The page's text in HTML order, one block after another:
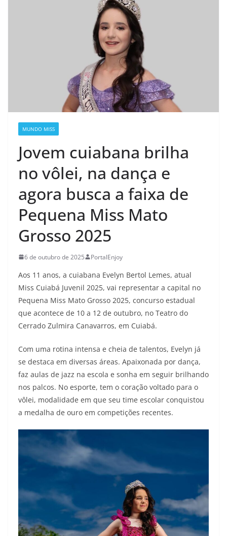
MUNDO MISS
Jovem cuiabana brilha
no vôlei, na dança e
agora busca a faixa de
Pequena Miss Mato
Grosso 2025
6 de outubro de 2025 PortalEnjoy
Aos 11 anos, a cuiabana Evelyn Bertol Lemes, atual
Miss Cuiabá Juvenil 2025, vai representar a capital no
Pequena Miss Mato Grosso 2025, concurso estadual
que acontece de 10 a 12 de outubro, no Teatro do
Cerrado Zulmira Canavarros, em Cuiabá.
Com uma rotina intensa e cheia de talentos, Evelyn já
se destaca em diversas áreas. Apaixonada por dança,
faz aulas de jazz na escola e sonha em seguir brilhando
nos palcos. No esporte, tem o coração voltado para o
vôlei, modalidade em que seu time escolar conquistou
a medalha de ouro em competições recentes.